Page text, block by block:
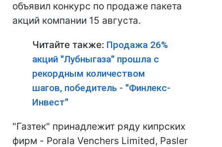
объявил конкурс по продаже пакета
акций компании 15 августа.
Читайте также: Продажа 26%
акций "Лубныгаза" прошла с
рекордным количеством
шагов, победитель - "Финлекс-
Инвест"
"Газтек" принадлежит ряду кипрских
фирм - Porala Venchers Limited, Pasler